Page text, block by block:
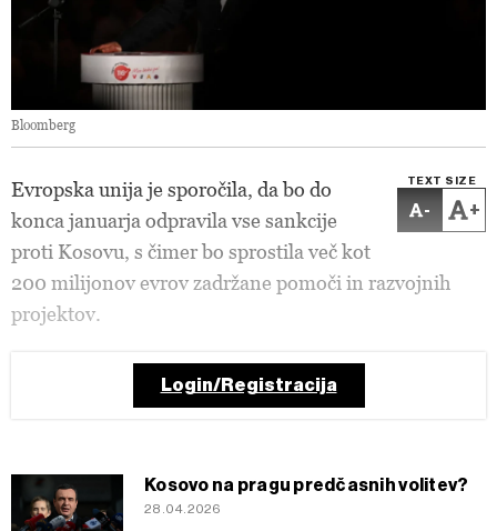
Bloomberg
TEXT SIZE
- +
Evropska unija je sporočila, da bo do
konca januarja odpravila vse sankcije
proti Kosovu, s čimer bo sprostila več kot
200 milijonov evrov zadržane pomoči in razvojnih
projektov.
Login/Registracija
Kosovo na pragu predčasnih volitev?
28.04.2026